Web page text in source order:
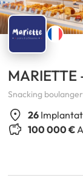
MARIETTE
Snacking
26
100 000 €